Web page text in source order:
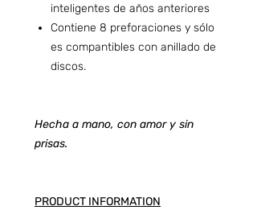
inteligentes de años anteriores
Contiene 8 preforaciones y sólo
es compantibles con anillado de
discos.
Hecha a mano, con amor y sin
prisas.
PRODUCT INFORMATION